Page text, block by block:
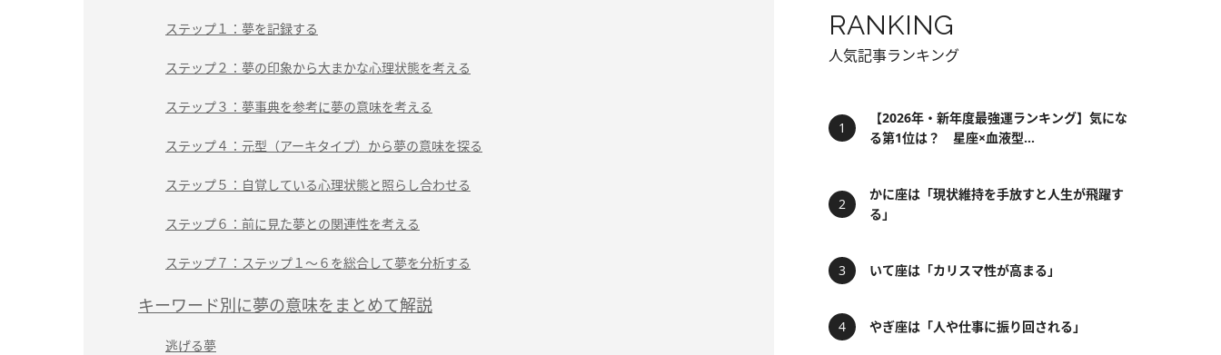
ステップ１：夢を記録する
ステップ２：夢の印象から大まかな心理状態を考える
ステップ３：夢事典を参考に夢の意味を考える
ステップ４：元型（アーキタイプ）から夢の意味を探る
ステップ５：自覚している心理状態と照らし合わせる
ステップ６：前に見た夢との関連性を考える
ステップ７：ステップ１～６を総合して夢を分析する
キーワード別に夢の意味をまとめて解説
逃げる夢
RANKING
人気記事ランキング
【2026年・新年度最強運ランキング】気にな
る第1位は？ 星座×血液型...
かに座は「現状維持を手放すと人生が飛躍す
る」
いて座は「カリスマ性が高まる」
やぎ座は「人や仕事に振り回される」